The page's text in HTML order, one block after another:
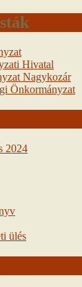
Hivatal
Nagykozár
Önkormányzat
2024
ülés